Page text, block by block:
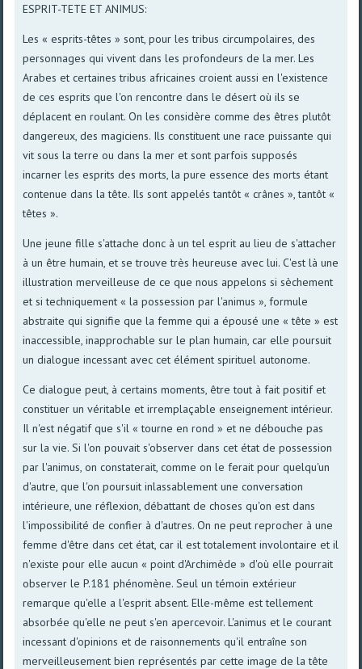
ESPRIT-TETE ET ANIMUS:
Les « esprits-têtes » sont, pour les tribus circumpolaires, des
personnages qui vivent dans les profondeurs de la mer. Les
Arabes et certaines tribus africaines croient aussi en l'existence
de ces esprits que l'on rencontre dans le désert où ils se
déplacent en roulant. On les considère comme des êtres plutôt
dangereux, des magiciens. Ils constituent une race puissante qui
vit sous la terre ou dans la mer et sont parfois supposés
incarner les esprits des morts, la pure essence des morts étant
contenue dans la tête. Ils sont appelés tantôt « crânes », tantôt «
têtes ».
Une jeune fille s'attache donc à un tel esprit au lieu de s'attacher
à un être humain, et se trouve très heureuse avec lui. C'est là une
illustration merveilleuse de ce que nous appelons si sèchement
et si techniquement « la possession par l'animus », formule
abstraite qui signifie que la femme qui a épousé une « tête » est
inaccessible, inapprochable sur le plan humain, car elle poursuit
un dialogue incessant avec cet élément spirituel autonome.
Ce dialogue peut, à certains moments, être tout à fait positif et
constituer un véritable et irremplaçable enseignement intérieur.
Il n'est négatif que s'il « tourne en rond » et ne débouche pas
sur la vie. Si l'on pouvait s'observer dans cet état de possession
par l'animus, on constaterait, comme on le ferait pour quelqu'un
d'autre, que l'on poursuit inlassablement une conversation
intérieure, une réflexion, débattant de choses qu'on est dans
l'impossibilité de confier à d'autres. On ne peut reprocher à une
femme d'être dans cet état, car il est totalement involontaire et il
n'existe pour elle aucun « point d'Archimède » d'où elle pourrait
observer le P.181 phénomène. Seul un témoin extérieur
remarque qu'elle a l'esprit absent. Elle-même est tellement
absorbée qu'elle ne peut s'en apercevoir. L'animus et le courant
incessant d'opinions et de raisonnements qu'il entraîne son
merveilleusement bien représentés par cette image de la tête